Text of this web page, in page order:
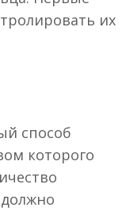
их
способ
которого